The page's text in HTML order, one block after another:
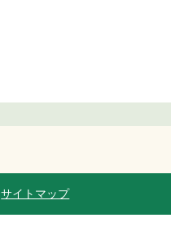
サイトマップ